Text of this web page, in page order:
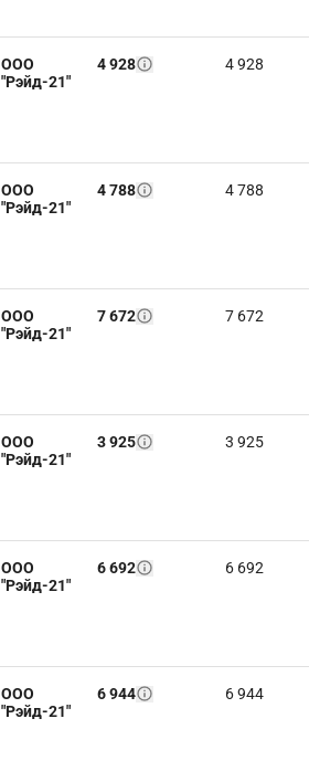
ООО
"Рэйд-21"
4 928 4 928
ООО
"Рэйд-21"
4 788 4 788
ООО
"Рэйд-21"
7 672 7 672
ООО
"Рэйд-21"
3 925 3 925
ООО
"Рэйд-21"
6 692 6 692
ООО
"Рэйд-21"
6 944 6 944